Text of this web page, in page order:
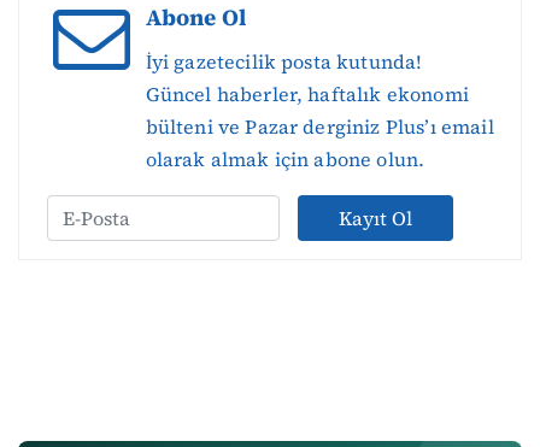
Abone Ol
İyi gazetecilik posta kutunda!
Güncel haberler, haftalık ekonomi
bülteni ve Pazar derginiz Plus’ı email
olarak almak için abone olun.
Kayıt Ol